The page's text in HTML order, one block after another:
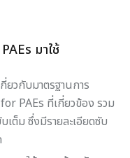
มาใช้
ยวกับมาตรฐานการ
PAEs ที่เกี่ยวข้อง รวม
เต็ม ซึ่งมีรายละเอียดซับ